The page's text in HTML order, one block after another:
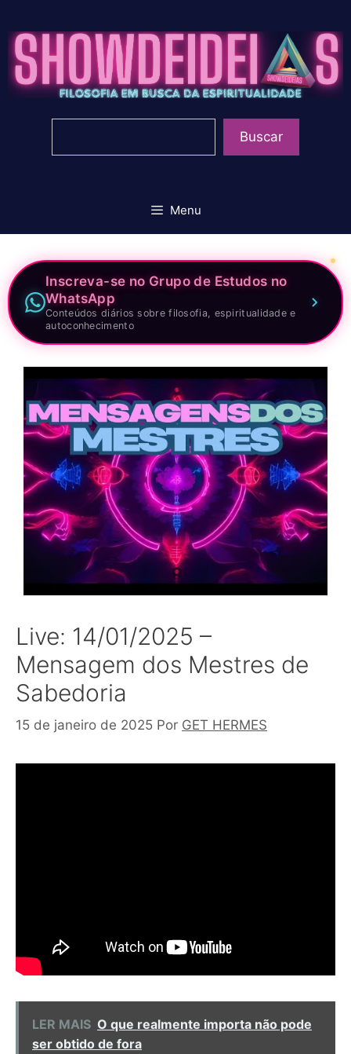
para
conteúdo
Buscar
Menu
Inscreva-se no Grupo de Estudos no
WhatsApp
Conteúdos diários sobre filosofia, espiritualidade e
autoconhecimento
Live: 14/01/2025 –
Mensagem dos Mestres de
Sabedoria
15 de janeiro de 2025 Por GET HERMES
LER MAIS O que realmente importa não pode
ser obtido de fora